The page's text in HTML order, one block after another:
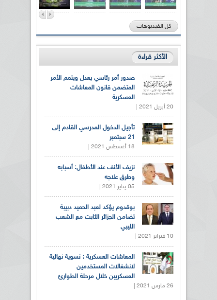
كل الفيديوهات
الأكثر قراءة
صدور أمر رئاسي يعدل ويتمم الأمر
المتضمن قانون المعاشات
العسكرية
20 أبريل 2021 |
تأجيل الدخول المدرسي القادم إلى
21 سبتمبر
18 أغسطس 2021 |
نزيف الأنف عند الأطفال: أسبابه
وطرق علاجه
05 يناير 2021 |
بوقدوم يؤكد لعبد الحميد دبيبة
تضامن الجزائر الثابت مع الشعب
الليبي
10 فبراير 2021 |
المعاشات العسكرية : تسوية نهائية
لانشغالات المستخدمين
العسكريين خلال مرحلة الطوارئ
26 مارس 2021 |